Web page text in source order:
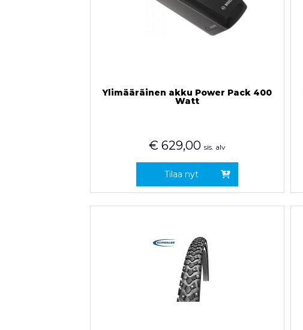
Ylimääräinen akku Power Pack 400
Watt
€ 629,00 sis. alv
Tilaa nyt